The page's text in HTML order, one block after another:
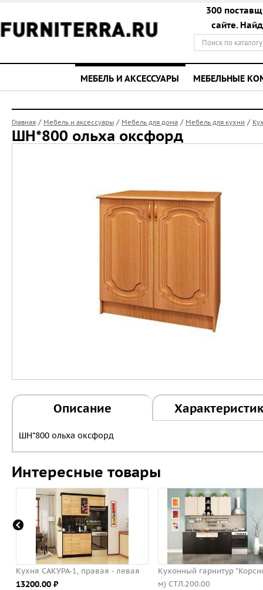
300
сайте.
МЕБЕЛЬ И АКСЕССУАРЫ МЕБЕЛЬНЫЕ
Главная / Мебель и аксессуары / Мебель для дома / Мебель для кухни /
ШН*800 ольха оксфорд
Описание
ШН*800 ольха оксфорд
Интересные товары
- левая
Кухонный гарнитур "Корсика" (1,8
Кухня САКУРА-
18900.00 ⃏